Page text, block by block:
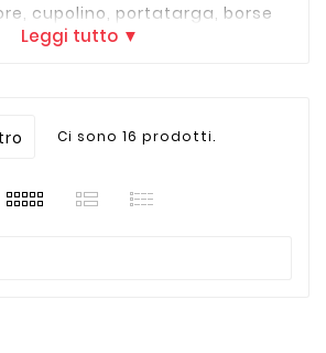
cupolino, portatarga, borse
altro per personalizzare la tua
Leggi tutto ▼
Ci sono 16 prodotti.